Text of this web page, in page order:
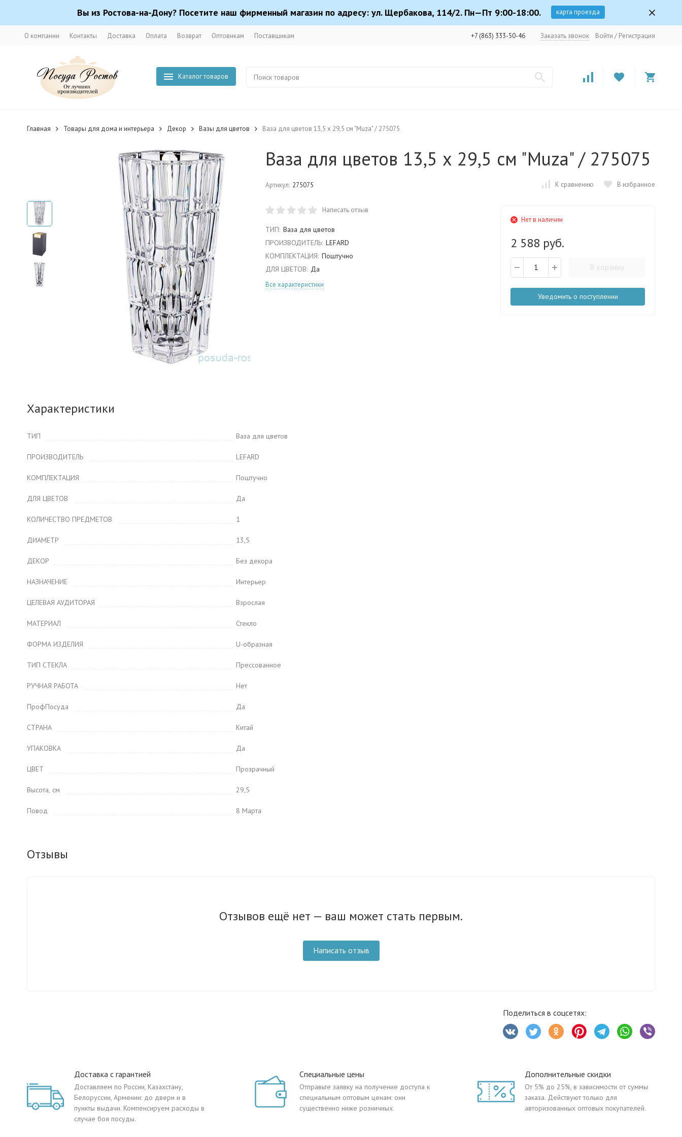
Вы из Ростова-на-Дону? Посетите наш фирменный магазин по адресу: ул. Щербакова, 114/2. Пн—Пт 9:00-18:00. карта проезда
О компании Контакты Доставка Оплата Возврат Оптовикам Поставщикам +7 (863) 333-50-46 Заказать звонок Войти / Регистрация
Каталог товаров
Главная Товары для дома и интерьера Декор Вазы для цветов Ваза для цветов 13,5 х 29,5 см "Muza" / 275075
Ваза для цветов 13,5 х 29,5 см "Muza" / 275075
Артикул: 275075 К сравнению В избранное
Написать отзыв
ТИП: Ваза для цветов
ПРОИЗВОДИТЕЛЬ: LEFARD
КОМПЛЕКТАЦИЯ: Поштучно
ДЛЯ ЦВЕТОВ: Да
Все характеристики
Нет в наличии
2 588 руб.
В корзину
Уведомить о поступлении
Характеристики
ТИП Ваза для цветов
ПРОИЗВОДИТЕЛЬ LEFARD
КОМПЛЕКТАЦИЯ Поштучно
ДЛЯ ЦВЕТОВ Да
КОЛИЧЕСТВО ПРЕДМЕТОВ 1
ДИАМЕТР 13,5
ДЕКОР Без декора
НАЗНАЧЕНИЕ Интерьер
ЦЕЛЕВАЯ АУДИТОРАЯ Взрослая
МАТЕРИАЛ Стекло
ФОРМА ИЗДЕЛИЯ U-образная
ТИП СТЕКЛА Прессованное
РУЧНАЯ РАБОТА Нет
ПрофПосуда Да
СТРАНА Китай
УПАКОВКА Да
ЦВЕТ Прозрачный
Высота, см 29,5
Повод 8 Марта
Отзывы
Отзывов ещё нет — ваш может стать первым.
Написать отзыв
Поделиться в соцсетях:
Доставка с гарантией
Доставляем по России, Казахстану,
Белоруссии, Армении: до двери и в
пункты выдачи. Компенсируем расходы в
случае боя посуды.
Специальные цены
Отправьте заявку на получение доступа к
специальным оптовым ценам: они
существенно ниже розничных.
Дополнительные скидки
От 5% до 25%, в зависимости от суммы
заказа. Действуют только для
авторизованных оптовых покупателей.